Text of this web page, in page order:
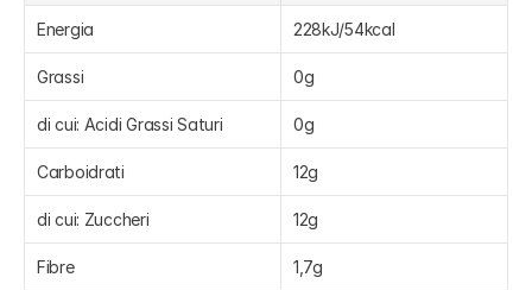
Energia 228kJ/54kcal
Grassi 0g
di cui: Acidi Grassi Saturi 0g
Carboidrati 12g
di cui: Zuccheri 12g
Fibre 1,7g